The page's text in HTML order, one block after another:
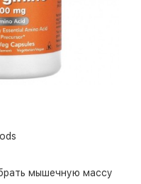
мышечную массу